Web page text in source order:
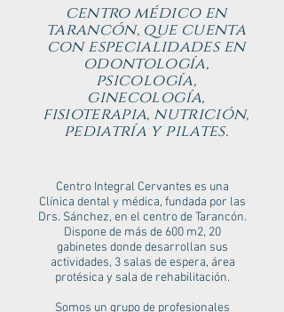
centro médico en
tarancón, que cuenta
con especialidades en
odontología,
psicología,
ginecología,
fisioterapia, nutrición,
pediatría y pilates.
Centro Integral Cervantes es una
Clínica dental y médica, fundada por las
Drs. Sánchez, en el centro de Tarancón.
Dispone de más de 600 m2, 20
gabinetes donde desarrollan sus
actividades, 3 salas de espera, área
protésica y sala de rehabilitación.
Somos un grupo de profesionales